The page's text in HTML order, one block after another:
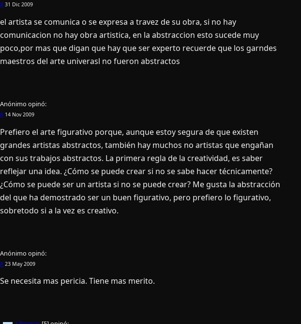
# 31 Dic 2009
el artista se comunica o se expresa a travez de su obra, si no hay
comunicacion no hay obra artistica, en la abstraccion esto sucede muy
poco,por mas que digan que hay que ser experto recuerde que los garndes
maestros del arte univerasl no fueron abstractos
Anónimo opinó:
# 14 Nov 2009
Prefiero el arte figurativo porque, aunque estoy segura de que existen
grandes artistas abstractos, también hay muchos no artistas que engañan
con sus trabajos abstractos. La primera regla de la creatividad, es saber
reflejar una idea. ¿Cómo se puede crear si no se sabe hacer técnicamente?
¿Cómo se puede ser un artista si no se puede crear? Me gusta la abstracción
del que ha demostrado ser un buen figurativo, pero prefiero lo figurativo,
sobretodo si a la vez es creativo.
Anónimo opinó:
# 23 May 2009
Se necesita mas pericia. Tiene mas merito.